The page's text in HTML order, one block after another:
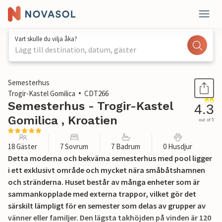
Vart skulle du vilja åka?
Lägg till destination, datum, gäster
1 / 71
Semesterhus
Trogir-Kastel Gomilica
CDT266
Semesterhus - Trogir-Kastel
Gomilica , Kroatien
4.3
out of 5
18 Gäster 7 Sovrum 7 Badrum 0 Husdjur
Detta moderna och bekväma semesterhus med pool ligger
i ett exklusivt område och mycket nära småbåtshamnen
och stränderna. Huset består av många enheter som är
sammankopplade med externa trappor, vilket gör det
särskilt lämpligt för en semester som delas av grupper av
vänner eller familjer. Den lägsta takhöjden på vinden är 120